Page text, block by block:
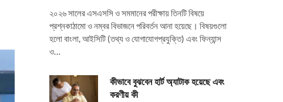
২০২৬ সালের এসএসসি ও সমমানের পরীক্ষায় তিনটি বিষয়ে
প্রশ্নকাঠামো ও নম্বর বিভাজনে পরিবর্তন আনা হয়েছে। বিষয়গুলো
হলো বাংলা, আইসিটি (তথ্য ও যোগাযোগপ্রযুক্তি) এবং ফিন্যান্স
ও…
কীভাবে বুঝবেন হার্ট অ্যাটাক হয়েছে এবং
করণীয় কী